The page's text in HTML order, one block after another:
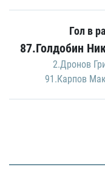
Гол в
87.Голдобин
2.Дронов
91.Карпов